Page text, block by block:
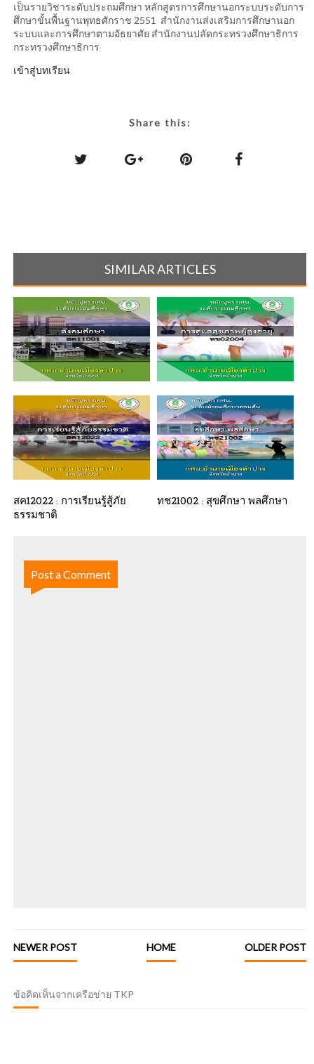
เป็นรายวิชาระดับประถมศึกษา หลักสูตรการศึกษานอกระบบระดับการ
ศึกษาขั้นพื้นฐานพุทธศักราช 2551 สำนักงานส่งเสริมการศึกษานอก
ระบบและการศึกษาตามอัธยาศัย สำนักงานปลัดกระทรวงศึกษาธิการ
กระทรวงศึกษาธิการ
เข้าสู่บทเรียน
Share this:
SIMILAR ARTICLES
พต11001 : สังคมศึกษา
ทช02004 : การดูแลสุขภาพผู้
สูงอายุ
สค12022 : การเรียนรู้สู้ภัย
ธรรมชาติ
ทช21002 : สุขศึกษา พลศึกษา
Post a Comment
NEWER POST OLDER POST
HOME
ข้อคิดเห็นจากเครือข่าย TKP